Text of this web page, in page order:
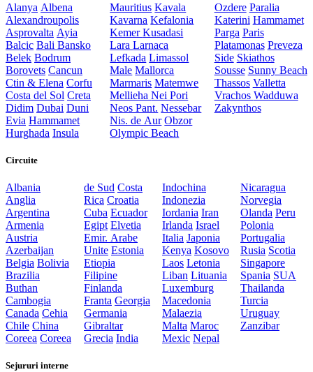
Alanya Albena
Alexandroupolis
Asprovalta Ayia
Balcic Bali Bansko
Belek Bodrum
Borovets Cancun
Ctin & Elena Corfu
Costa del Sol Creta
Didim Dubai Duni
Evia Hammamet
Hurghada Insula
Mauritius Kavala
Kavarna Kefalonia
KemerKusadasi
LaraLarnaca
Lefkada Limassol
Male Mallorca
Marmaris Matemwe
MelliehaNei Pori
Neos Pant. Nessebar
Nis. de Aur Obzor
Olympic Beach
Ozdere Paralia
Katerini Hammamet
Parga Paris
Platamonas Preveza
Side Skiathos
Sousse Sunny Beach
Thassos Valletta
Vrachos Wadduwa
Zakynthos
Circuite
Albania
Anglia
Argentina
Armenia
Austria
Azerbaijan
Belgia Bolivia
Brazilia
Buthan
Cambogia
Canada Cehia
Chile China
Coreea Coreea
de Sud Costa
Rica Croatia
Cuba Ecuador
Egipt Elvetia
Emir. Arabe
Unite Estonia
Etiopia
Filipine
Finlanda
Franta Georgia
Germania
Gibraltar
Grecia India
Indochina
Indonezia
Iordania Iran
Irlanda Israel
Italia Japonia
Kenya Kosovo
Laos Letonia
Liban Lituania
Luxemburg
Macedonia
Malaezia
Malta Maroc
Mexic Nepal
Nicaragua
Norvegia
Olanda Peru
Polonia
Portugalia
Rusia Scotia
Singapore
Spania SUA
Thailanda
Turcia
Uruguay
Zanzibar
Sejururi interne